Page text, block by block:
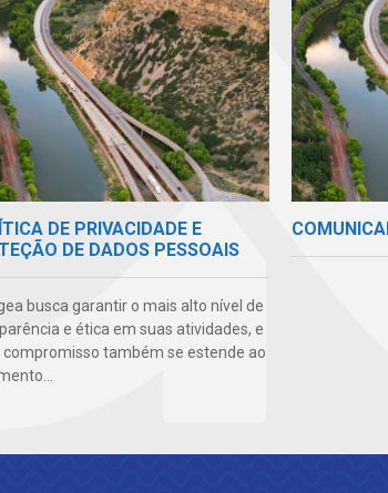
DE PRIVACIDADE E
DE DADOS PESSOAIS
busca garantir o mais alto nível de
e ética em suas atividades, e
compromisso também se estende ao